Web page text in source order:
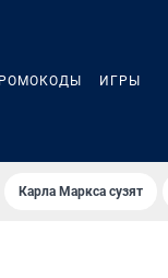
ИГРЫ
Карла Маркса сузят